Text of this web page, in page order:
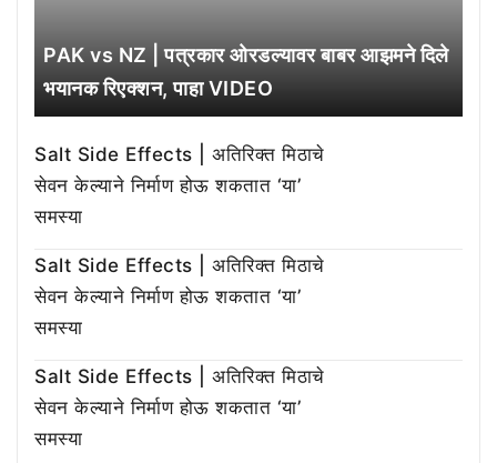
PAK vs NZ | पत्रकार ओरडल्यावर बाबर आझमने दिले
भयानक रिएक्शन, पाहा VIDEO
Salt Side Effects | अतिरिक्त मिठाचे
सेवन केल्याने निर्माण होऊ शकतात ‘या’
समस्या
Salt Side Effects | अतिरिक्त मिठाचे
सेवन केल्याने निर्माण होऊ शकतात ‘या’
समस्या
Salt Side Effects | अतिरिक्त मिठाचे
सेवन केल्याने निर्माण होऊ शकतात ‘या’
समस्या